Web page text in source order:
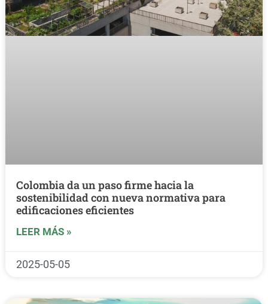
Colombia da un paso firme hacia la
sostenibilidad con nueva normativa para
edificaciones eficientes
LEER MÁS »
2025-05-05